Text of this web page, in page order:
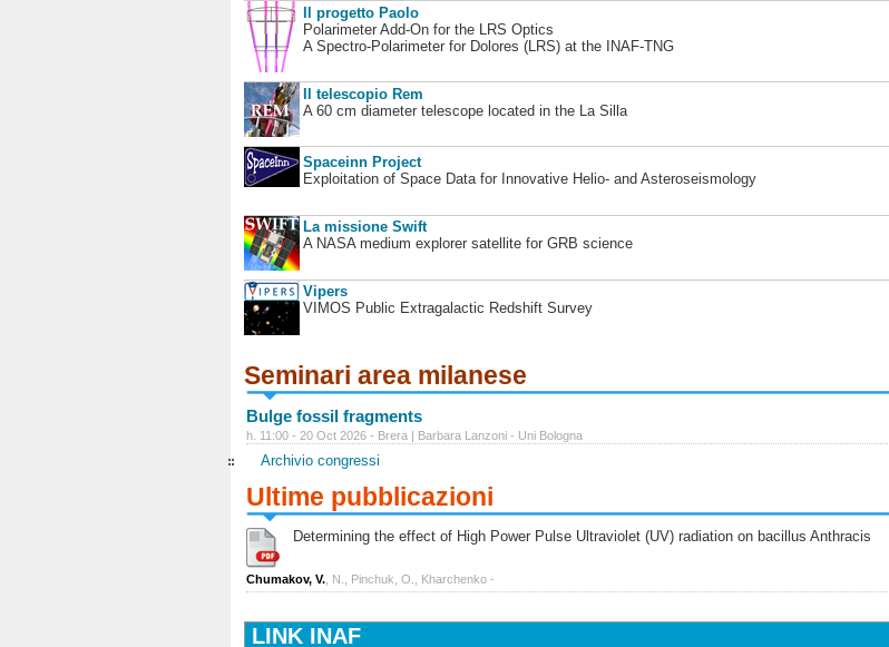
Il progetto Paolo
Polarimeter Add-On for the LRS Optics
A Spectro-Polarimeter for Dolores (LRS) at the INAF-TNG
Il telescopio Rem
A 60 cm diameter telescope located in the La Silla
Spaceinn Project
Exploitation of Space Data for Innovative Helio- and Asteroseismology
La missione Swift
A NASA medium explorer satellite for GRB science
Vipers
VIMOS Public Extragalactic Redshift Survey
Seminari area milanese
Bulge fossil fragments
h. 11:00 - 20 Oct 2026 - Brera | Barbara Lanzoni - Uni Bologna
Archivio congressi
Ultime pubblicazioni
Determining the effect of High Power Pulse Ultraviolet (UV) radiation on bacillus Anthracis
Chumakov, V. , N., Pinchuk, O., Kharchenko -
LINK INAF